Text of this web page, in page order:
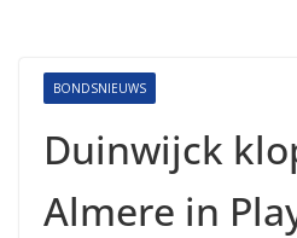
BONDSNIEUWS
Duinwijck
Almere in